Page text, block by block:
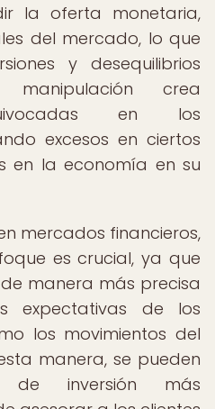
la oferta monetaria,
del mercado, lo que
y desequilibrios
manipulación crea
en los
excesos en ciertos
en la economía en su
mercados financieros,
es crucial, ya que
manera más precisa
expectativas de los
los movimientos del
manera, se pueden
de inversión más